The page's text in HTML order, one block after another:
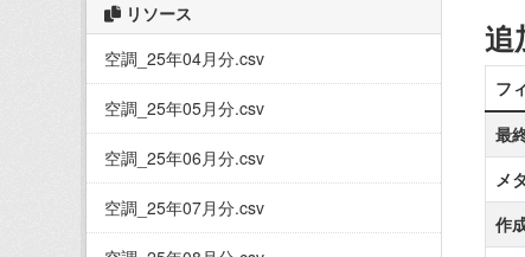
リソース
空調_25年04月分.csv
空調_25年05月分.csv
空調_25年06月分.csv
空調_25年07月分.csv
追
フ
最
メ
作